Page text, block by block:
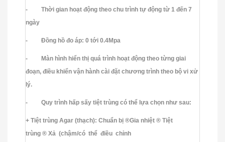
- Thời gian hoạt động theo chu trình tự động từ 1 đến 7
ngày
- Đồng hồ đo áp: 0 tới 0.4Mpa
- Màn hình hiển thị quá trình hoạt động theo từng giai
đoạn, điều khiển vận hành cài đặt chương trình theo bộ vi xử
lý.
- Quy trình hấp sấy tiệt trùng có thể lựa chọn như sau:
+ Tiệt trùng Agar (thạch): Chuẩn bị ®Gia nhiệt ® Tiệt
trùng ® Xả (chậm/có thể điều chỉnh